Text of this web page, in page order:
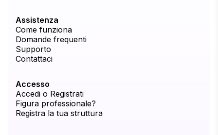
Assistenza
Come funziona
Domande frequenti
Supporto
Contattaci
Accesso
Accedi o Registrati
Figura professionale?
Registra la tua struttura